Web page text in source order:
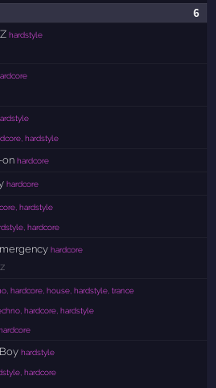
6
hardstyle
hardstyle
on hardcore
hardcore
hardstyle
hardcore
hardcore
hardcore, house, hardstyle, trance
hardcore, hardstyle
hardstyle
hardcore